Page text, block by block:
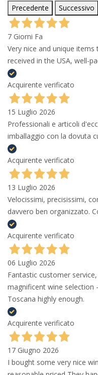
Precedente
Successivo
7 Giorni Fa
Very nice and unique
received in the USA, well-
Acquirente verificato
15 Luglio 2026
Professionali e articoli
imballaggio con la dovuta
Acquirente verificato
13 Luglio 2026
Velocissimi, precisissimi,
davvero ben organizzato.
Acquirente verificato
06 Luglio 2026
Fantastic customer
magnificent wine selection
Toscana highly enough.
Acquirente verificato
17 Giugno 2026
I bought some very nice